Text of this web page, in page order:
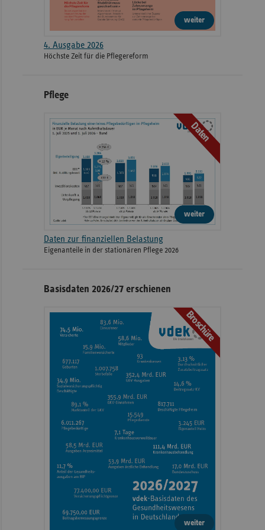
weiter
4. Ausgabe 2026
Höchste Zeit für die Pflegereform
Pflege
Daten
weiter
Daten zur finanziellen Belastung
Eigenanteile in der stationären Pflege 2026
Basisdaten 2026/27 erschienen
Broschüre
weiter